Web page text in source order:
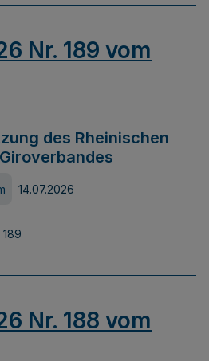
Nr. 189 vom
des Rheinischen
14.07.2026
189
Nr. 188 vom